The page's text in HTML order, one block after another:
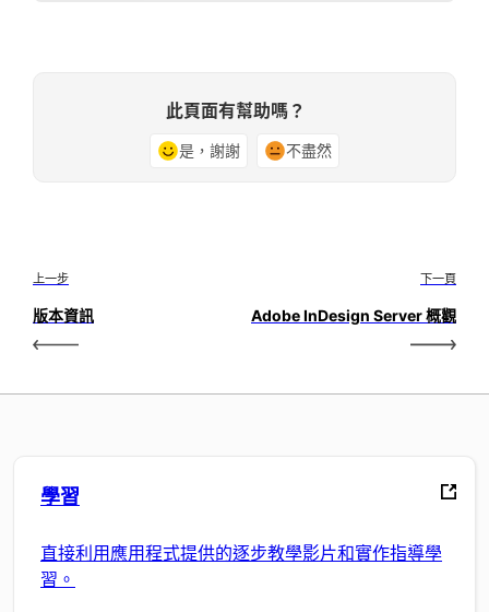
此頁面有幫助嗎？
是，謝謝 不盡然
上一步
版本資訊
下一頁
Adobe InDesign Server 概觀
學習
直接利用應用程式提供的逐步教學影片和實作指導學
習。